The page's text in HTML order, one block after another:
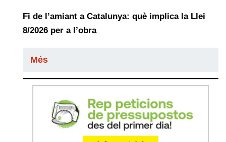
Fi de l’amiant a Catalunya: què implica la Llei
8/2026 per a l’obra
Més